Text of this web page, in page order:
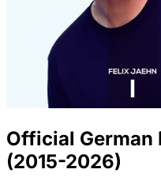
Official German
(2015-2026)